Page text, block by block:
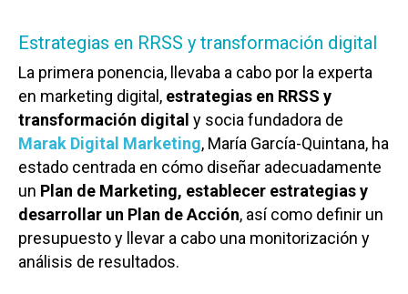
Estrategias en RRSS y transformación digital
La primera ponencia, llevaba a cabo por la experta
en marketing digital, estrategias en RRSS y
transformación digital y socia fundadora de
Marak Digital Marketing, María García-Quintana, ha
estado centrada en cómo diseñar adecuadamente
un Plan de Marketing, establecer estrategias y
desarrollar un Plan de Acción, así como definir un
presupuesto y llevar a cabo una monitorización y
análisis de resultados.